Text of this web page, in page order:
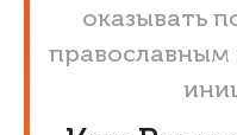
оказывать
православным